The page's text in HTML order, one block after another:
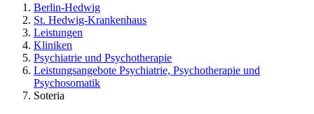
Berlin-Hedwig
St. Hedwig-Krankenhaus
Leistungen
Kliniken
Psychiatrie und Psychotherapie
Leistungsangebote Psychiatrie, Psychotherapie und
Psychosomatik
Soteria